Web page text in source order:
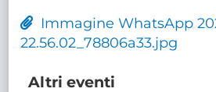
Immagine WhatsApp
22.56.02_78806a33.jpg
Altri eventi